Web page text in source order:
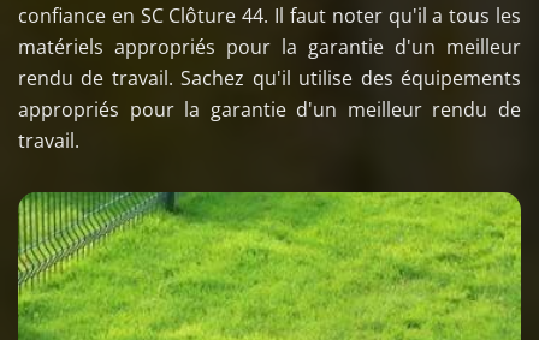
confiance en SC Clôture 44. Il faut noter qu'il a tous les
matériels appropriés pour la garantie d'un meilleur
rendu de travail. Sachez qu'il utilise des équipements
appropriés pour la garantie d'un meilleur rendu de
travail.